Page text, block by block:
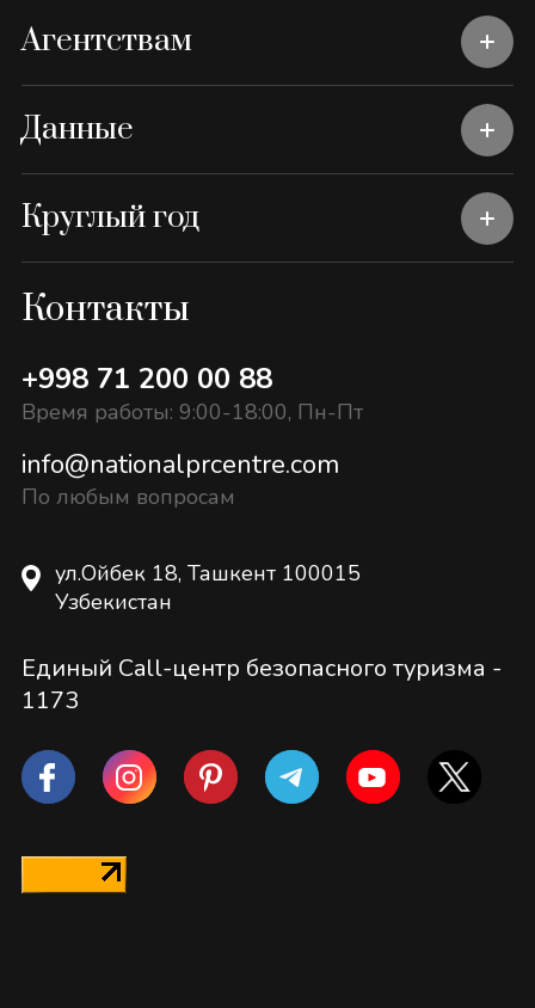
Агентствам
Данные
Круглый год
Контакты
+998 71 200 00 88
Время работы: 9:00-18:00, Пн-Пт
info@nationalprcentre.com
По любым вопросам
ул.Ойбек 18, Ташкент 100015
Узбекистан
Единый Call-центр безопасного туризма -
1173